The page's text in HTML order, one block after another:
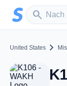
Zum Hauptinhalt
search
Sender
United States chevron_right